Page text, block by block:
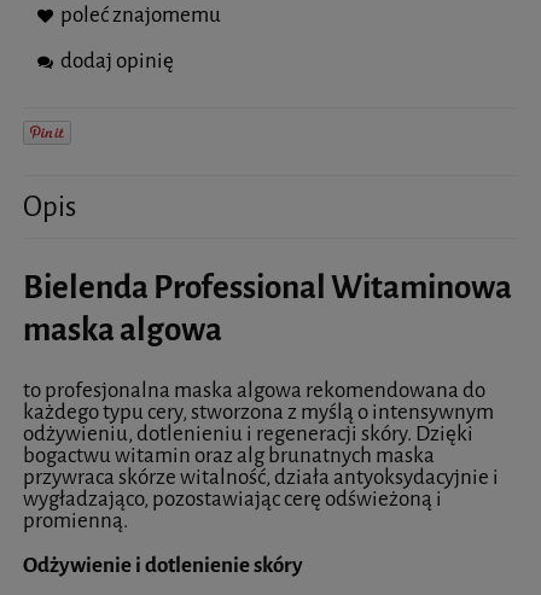
poleć znajomemu
dodaj opinię
Opis
Bielenda Professional Witaminowa
maska algowa
to profesjonalna maska algowa rekomendowana do
każdego typu cery, stworzona z myślą o intensywnym
odżywieniu, dotlenieniu i regeneracji skóry. Dzięki
bogactwu witamin oraz alg brunatnych maska
przywraca skórze witalność, działa antyoksydacyjnie i
wygładzająco, pozostawiając cerę odświeżoną i
promienną.
Odżywienie i dotlenienie skóry